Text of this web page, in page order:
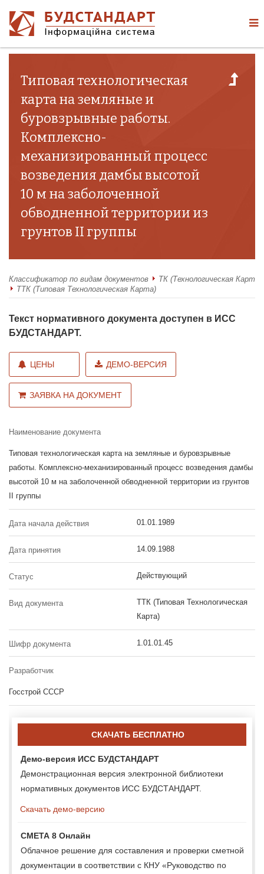
Типовая технологическая
карта на земляные и
буровзрывные работы.
Комплексно-
механизированный процесс
возведения дамбы высотой
10 м на заболоченной
обводненной территории из
грунтов II группы
Классификатор по видам документов
ТК (Технологическая Карта)
ТТК (Типовая Технологическая Карта)
Текст нормативного документа доступен в ИСС
БУДСТАНДАРТ.
ЦЕНЫ ДЕМО-ВЕРСИЯ
ЗАЯВКА НА ДОКУМЕНТ
Наименование документа
Типовая технологическая карта на земляные и буровзрывные
работы. Комплексно-механизированный процесс возведения дамбы
высотой 10 м на заболоченной обводненной территории из грунтов
II группы
Дата начала действия 01.01.1989
Дата принятия 14.09.1988
Статус Действующий
Вид документа
ТТК (Типовая Технологическая
Карта)
Шифр документа 1.01.01.45
Разработчик
Госстрой СССР
СКАЧАТЬ БЕСПЛАТНО
Демо-версия ИСС БУДСТАНДАРТ
Демонстрационная версия электронной библиотеки
нормативных документов ИСС БУДСТАНДАРТ.
Скачать демо-версию
СМЕТА 8 Онлайн
Облачное решение для составления и проверки сметной
документации в соответствии с КНУ «Руководство по